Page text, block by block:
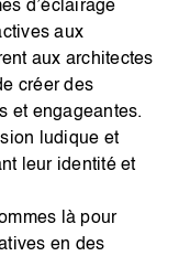
d’éclairage
aux
aux architectes
créer des
et engageantes.
ludique et
leur identité et
là pour
en des